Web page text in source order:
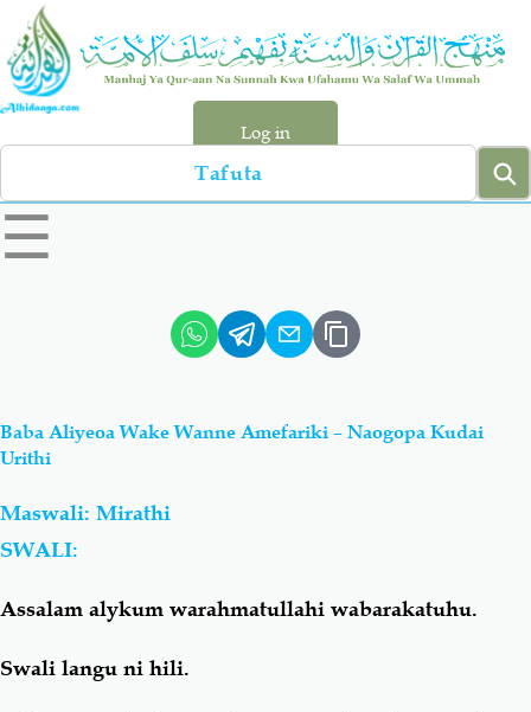
Skip
main
content
Log in
Search
left
sidebar
☰
Hadiyth
Aqiydah
Shirki & Kufru
Fiqh-Ibaadah
Baba Aliyeoa Wake Wanne Amefariki – Naogopa Kudai
Urithi
Maswali: Mirathi
SWALI:
Assalam alykum warahmatullahi wabarakatuhu.
Swali langu ni hili.